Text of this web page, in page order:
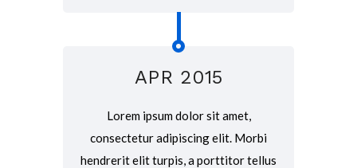
APR 2015
Lorem ipsum dolor sit amet,
consectetur adipiscing elit. Morbi
hendrerit elit turpis, a porttitor tellus